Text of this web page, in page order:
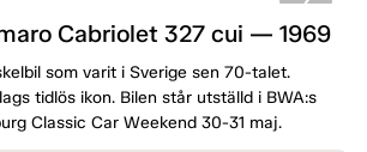
Cabriolet 327 cui — 1969
som varit i Sverige sen 70-talet.
tidlös ikon. Bilen står utställd i BWA:s
Classic Car Weekend 30-31 maj.